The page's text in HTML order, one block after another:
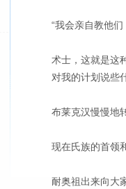
“我会亲自教他
术士，这就是这
对我的计划说些
布莱克汉慢慢地
现在氏族的首领
耐奥祖出来向大